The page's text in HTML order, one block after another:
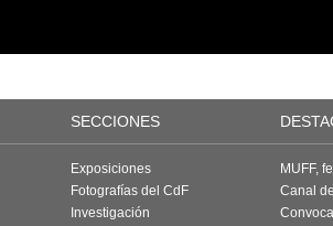
SECCIONES
Exposiciones
Fotografías del CdF
Investigación
MUFF,
Canal